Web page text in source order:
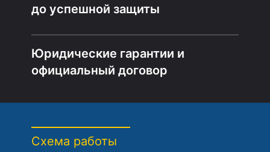
до успешной защиты
Юридические гарантии и
официальный договор
Схема работы